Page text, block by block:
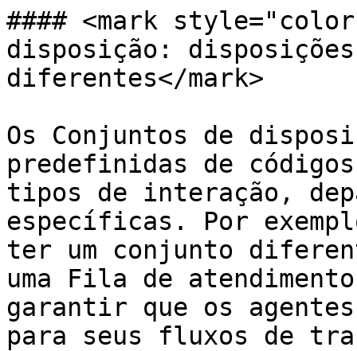
#### <mark
disposição:
diferentes</mark>
Os Conjuntos de
predefinidas de
tipos de interação,
específicas. Por
ter um conjunto
uma Fila de
garantir que os
para seus fluxos de